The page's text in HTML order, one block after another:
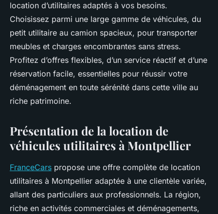
montpellier : votre allié pour
déménager!
Naël•1 octobre 2025• 9 min de lecture
location d’utilitaires adaptés à vos besoins.
Choisissez parmi une large gamme de véhicules, du
petit utilitaire au camion spacieux, pour transporter
meubles et charges encombrantes sans stress.
Profitez d’offres flexibles, d’un service réactif et d’une
réservation facile, essentielles pour réussir votre
déménagement en toute sérénité dans cette ville au
riche patrimoine.
Présentation de la location de
véhicules utilitaires à Montpellier
FranceCars propose une offre complète de location
utilitaires à Montpellier adaptée à une clientèle variée,
allant des particuliers aux professionnels. La région,
riche en activités commerciales et déménagements,